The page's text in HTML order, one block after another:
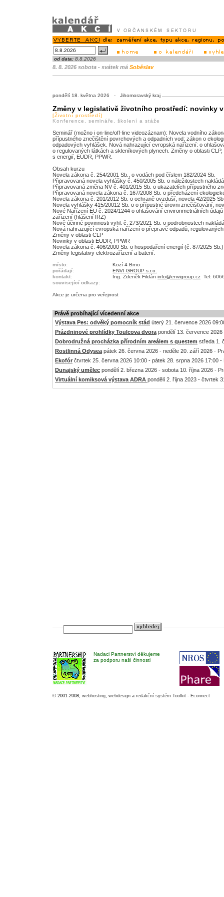
od data: 8.8.2026
8. 8. 2026 sobota - svátek má Soběslav
pondělí 18. května 2026 - Jihomoravský kraj
Změny v legislativě životního prostředí: novinky
[Životní prostředí]
Konference, semináře, školení a stáže
Seminář (možno i on-line/off-line videozáznam): Novela vodního
přípustného znečištění povrchových a odpadních vod; zákon o
odpadových vyhlášek. Nová nahrazující evropská nařízení: o
o regulovaných látkách a skleníkových plynech. Změny o oblasti
s energií, EUDR, PPWR.
Obsah kurzu
Novela zákona č. 254/2001 Sb., o vodách pod číslem 182/2024 Sb.
Připravovaná novela vyhlášky č. 450/2005 Sb. o náležitostech
Připravovaná změna NV č. 401/2015 Sb. o ukazatelích přípustného
Připravovaná novela zákona č. 167/2008 Sb. o předcházení
Novela zákona č. 201/2012 Sb. o ochraně ovzduší, novela 42/2025
Novela vyhlášky 415/20012 Sb. o o přípustné úrovni znečišťování,
Nové Nařízení EU č. 2024/1244 o ohlašování environmetnálních
zařízení (hlášení IRZ)
Nově účinné povinnosti vyhl. č. 273/2021 Sb. o podrobnostech
Nová nahrazující evropská nařízení o přepravě odpadů,
Změny v oblasti CLP
Novinky v oblasti EUDR, PPWR
Novela zákona č. 406/2000 Sb. o hospodaření energií (č. 87/2025 Sb.)
Změny legislativy elektrozařízení a baterií.
místo:
Kozí 4 Brno
pořádají:
ENVI GROUP s.r.o.
kontakt:
Ing. Zdeněk Fildán info@envigroup.cz Tel:
související odkazy:
Akce je určena pro veřejnost
Právě probíhající vícedenní akce
Výstava Pes: odvěký pomocník stád úterý 21. července 2026
Prázdninové prohlídky Toulcova dvora pondělí 13. července
Dobrodružná procházka přírodním areálem s questem středa 1.
Rostlinná Odysea pátek 26. června 2026 - neděle 20. září 2026 -
Ekofór čtvrtek 25. června 2026 10:00 - pátek 28. srpna 2026 17:00 -
Dunajský umělec pondělí 2. března 2026 - sobota 10. října 2026 -
Virtuální komiksová výstava ADRA pondělí 2. října 2023 - čtvrtek
Nadaci Partnerství děkujeme
za podporu naší činnosti
© 2001-2008; webhosting, webdesign a redakční systém Toolkit - Econnect